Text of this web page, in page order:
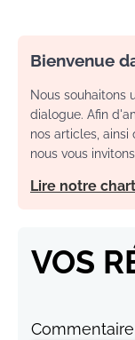
Bienvenue
Nous souhaitons
dialogue. Afin
nos articles, ainsi
nous vous
Lire notre
VOS
Commentaire